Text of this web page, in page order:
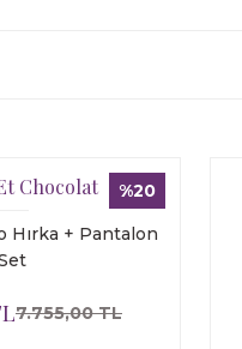
%20
Chocolat
Hırka + Pantalon
7.755,00 TL